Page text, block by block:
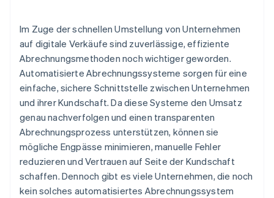
Im Zuge der schnellen Umstellung von Unternehmen
auf digitale Verkäufe sind zuverlässige, effiziente
Abrechnungsmethoden noch wichtiger geworden.
Automatisierte Abrechnungssysteme sorgen für eine
einfache, sichere Schnittstelle zwischen Unternehmen
und ihrer Kundschaft. Da diese Systeme den Umsatz
genau nachverfolgen und einen transparenten
Abrechnungsprozess unterstützen, können sie
mögliche Engpässe minimieren, manuelle Fehler
reduzieren und Vertrauen auf Seite der Kundschaft
schaffen. Dennoch gibt es viele Unternehmen, die noch
kein solches automatisiertes Abrechnungssystem